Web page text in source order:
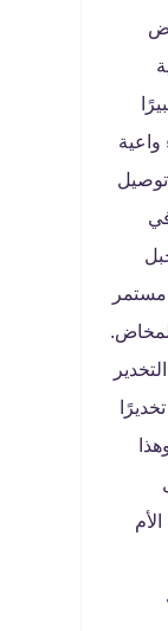
واعية
توصيل